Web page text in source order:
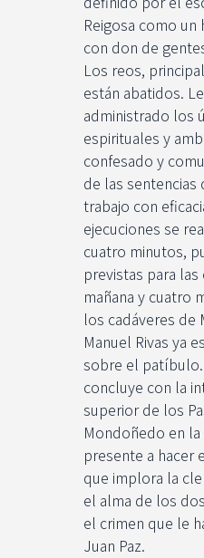
Reigosa como
con don de
Los reos,
están abatidos.
administrado los
espirituales y
confesado y
de las sentencias
trabajo con
ejecuciones se
cuatro minutos,
previstas para
mañana y cuatro
los cadáveres de
Manuel Rivas ya
sobre el
concluye con la
superior de los
Mondoñedo en
presente a hacer
que implora la
el alma de los
el crimen que le
Juan Paz.